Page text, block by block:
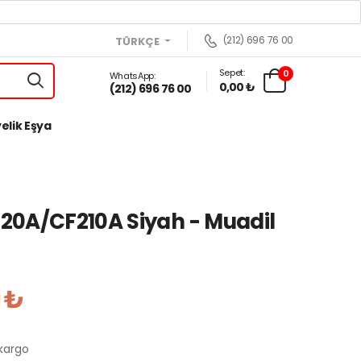
TÜRKÇE (212) 696 76 00
WhatsApp:
(212) 696 76 00
Sepet:
0,00 ₺
0
Eşya
CF210A Siyah - Muadil
₺